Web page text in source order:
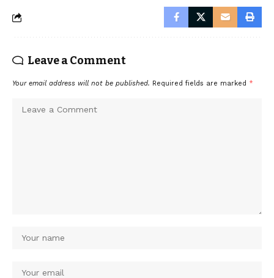
Leave a Comment
Your email address will not be published. Required fields are marked *